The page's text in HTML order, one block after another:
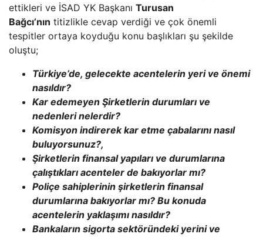
ettikleri ve İSAD YK Başkanı Turusan
Bağcı’nın titizlikle cevap verdiği ve çok önemli
tespitler ortaya koyduğu konu başlıkları şu şekilde
oluştu;
Türkiye’de, gelecekte acentelerin yeri ve önemi
nasıldır?
Kar edemeyen Şirketlerin durumları ve
nedenleri nelerdir?
Komisyon indirerek kar etme çabalarını nasıl
buluyorsunuz?,
Şirketlerin finansal yapıları ve durumlarına
çalıştıkları acenteler de bakıyorlar mı?
Poliçe sahiplerinin şirketlerin finansal
durumlarına bakıyorlar mı? Bu konuda
acentelerin yaklaşımı nasıldır?
Bankaların sigorta sektöründeki yerini ve